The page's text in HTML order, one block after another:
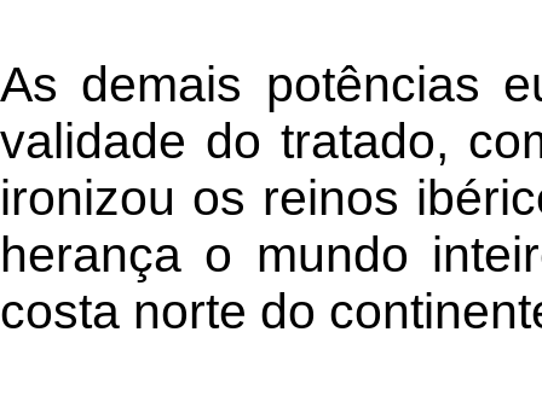
As demais potências
validade do tratado,
ironizou os reinos
herança o mundo
costa norte do